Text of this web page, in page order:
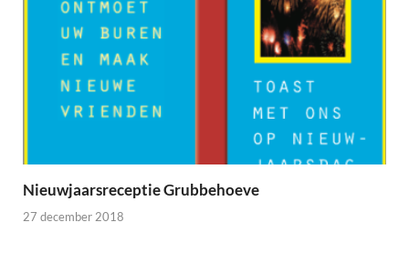
Nieuwjaarsreceptie Grubbehoeve
27 december 2018